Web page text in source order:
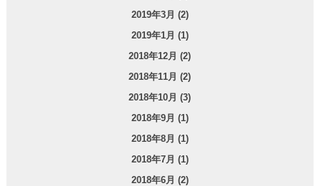
2019年3月 (2)
2019年1月 (1)
2018年12月 (2)
2018年11月 (2)
2018年10月 (3)
2018年9月 (1)
2018年8月 (1)
2018年7月 (1)
2018年6月 (2)